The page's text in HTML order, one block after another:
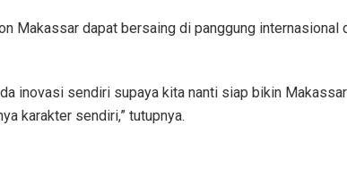
Makassar dapat bersaing di panggung internasional
inovasi sendiri supaya kita nanti siap bikin
karakter sendiri,” tutupnya.